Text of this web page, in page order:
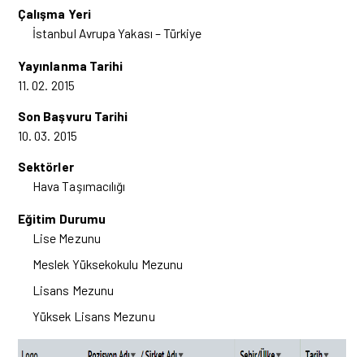
Çalışma Yeri
İstanbul Avrupa Yakası – Türkiye
Yayınlanma Tarihi
11. 02. 2015
Son Başvuru Tarihi
10. 03. 2015
Sektörler
Hava Taşımacılığı
Eğitim Durumu
Lise Mezunu
Meslek Yüksekokulu Mezunu
Lisans Mezunu
Yüksek Lisans Mezunu